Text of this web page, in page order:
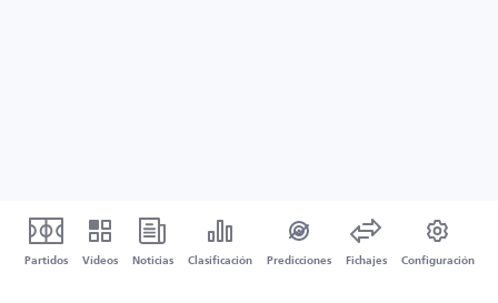
Partidos Vídeos Noticias Clasificación Predicciones Fichajes Configuración